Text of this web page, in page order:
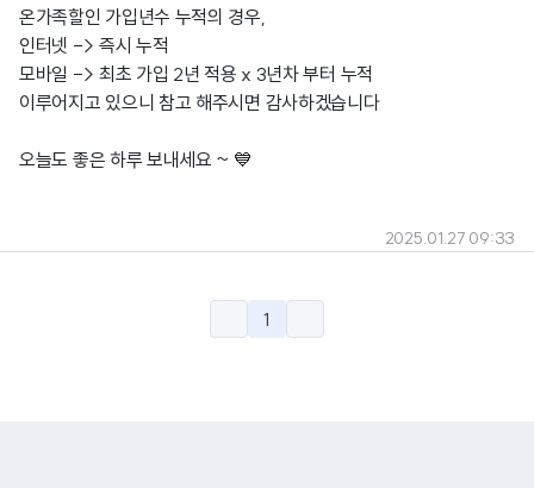
온가족할인 가입년수 누적의 경우,
인터넷 -> 즉시 누적
모바일 -> 최초 가입 2년 적용 x 3년차 부터 누적
이루어지고 있으니 참고 해주시면 감사하겠습니다
오늘도 좋은 하루 보내세요 ~ 💙
2025.01.27 09:33
1